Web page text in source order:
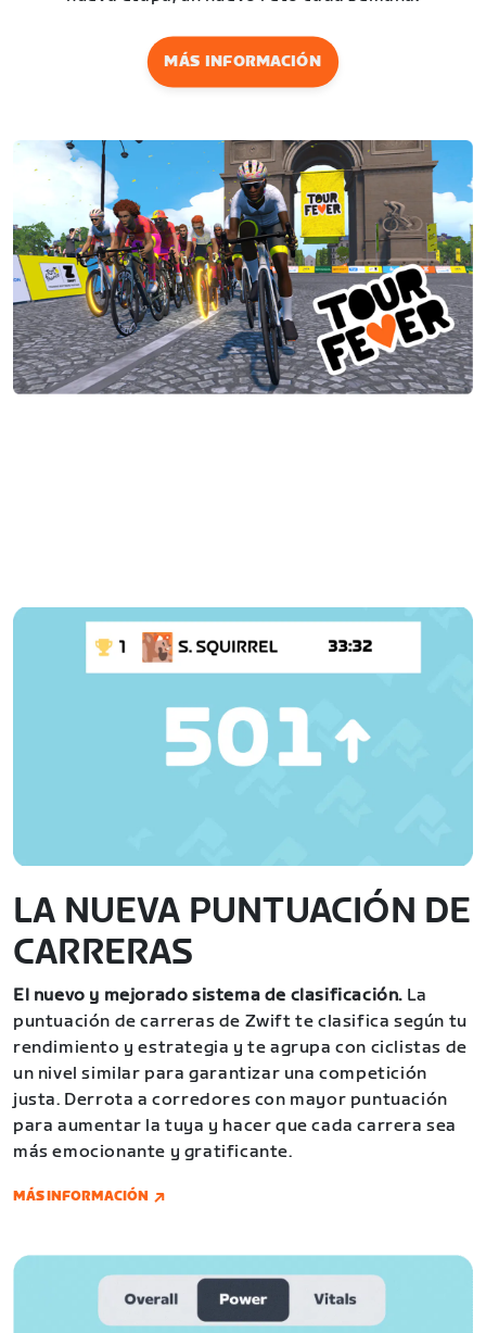
MÁS INFORMACIÓN
LA NUEVA PUNTUACIÓN DE
CARRERAS
El nuevo y mejorado sistema de clasificación. La
puntuación de carreras de Zwift te clasifica según tu
rendimiento y estrategia y te agrupa con ciclistas de
un nivel similar para garantizar una competición
justa. Derrota a corredores con mayor puntuación
para aumentar la tuya y hacer que cada carrera sea
más emocionante y gratificante.
MÁS INFORMACIÓN